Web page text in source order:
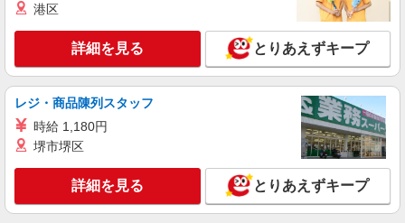
COQULE
販売スタッフ
正社員：月給230,000円〜350,000円 ※試用期
間1〜3カ月は月給205,000円
大阪府大阪市北区角田町5-15 HEP FIVE
B1F
詳細を見る
パート
ドラッグ ウェア
港区
詳細を見る とりあえずキープ
レジ・商品陳列スタッフ
時給 1,180円
堺市堺区
詳細を見る とりあえずキープ